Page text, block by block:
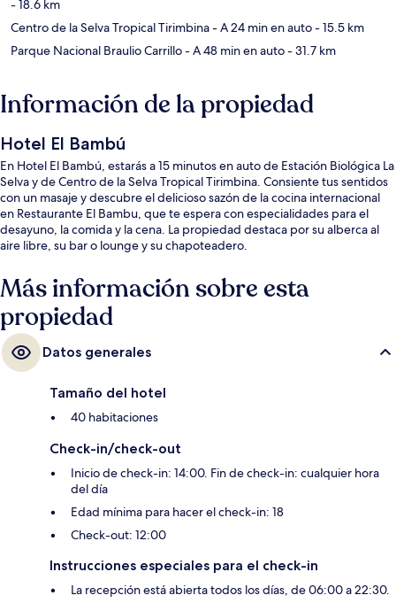
- 18.6 km
Centro de la Selva Tropical Tirimbina- A 24 min en auto- 15.5 km
Parque Nacional Braulio Carrillo- A 48 min en auto- 31.7 km
Información de la propiedad
Hotel El Bambú
En Hotel El Bambú, estarás a 15 minutos en auto de Estación Biológica La
Selva y de Centro de la Selva Tropical Tirimbina. Consiente tus sentidos
con un masaje y descubre el delicioso sazón de la cocina internacional
en Restaurante El Bambu, que te espera con especialidades para el
desayuno, la comida y la cena. La propiedad destaca por su alberca al
aire libre, su bar o lounge y su chapoteadero.
Más información sobre esta
propiedad
Datos generales
Tamaño del hotel
40 habitaciones
Check-in/check-out
Inicio de check-in: 14:00. Fin de check-in: cualquier hora
del día
Edad mínima para hacer el check-in: 18
Check-out: 12:00
Instrucciones especiales para el check-in
La recepción está abierta todos los días, de 06:00 a 22:30.